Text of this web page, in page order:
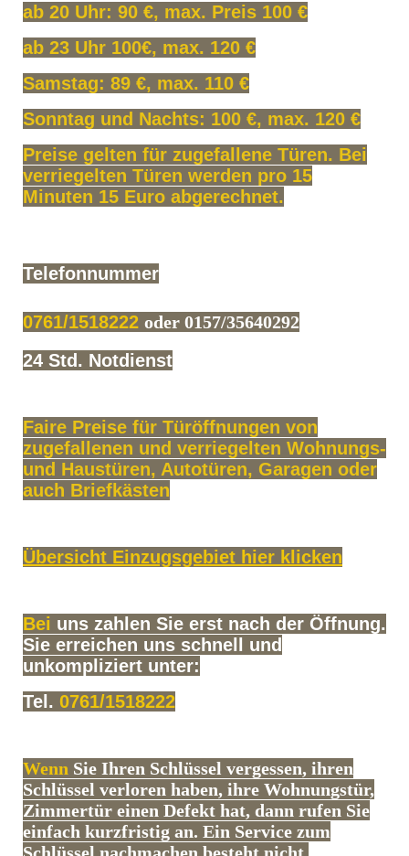
ab 20 Uhr: 90 €, max. Preis 100 €
ab 23 Uhr 100€, max. 120 €
Samstag: 89 €, max. 110 €
Sonntag und Nachts: 100 €, max. 120 €
Preise gelten für zugefallene Türen. Bei
verriegelten Türen werden pro 15
Minuten 15 Euro abgerechnet.
Telefonnummer
0761/1518222 oder 0157/35640292
24 Std. Notdienst
Faire Preise für Türöffnungen von
zugefallenen und verriegelten Wohnungs-
und Haustüren, Autotüren, Garagen oder
auch Briefkästen
Übersicht Einzugsgebiet hier klicken
Bei uns zahlen Sie erst nach der Öffnung.
Sie erreichen uns schnell und
unkompliziert unter:
Tel. 0761/1518222
Wenn Sie Ihren Schlüssel vergessen, ihren
Schlüssel verloren haben, ihre Wohnungstür,
Zimmertür einen Defekt hat, dann rufen Sie
einfach kurzfristig an. Ein Service zum
Schlüssel nachmachen besteht nicht.